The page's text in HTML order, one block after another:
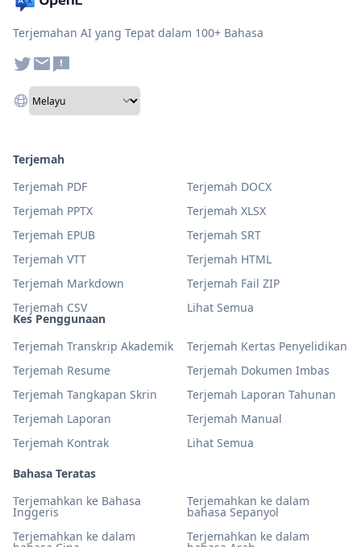
Terjemahan AI yang Tepat dalam 100+ Bahasa
Kes Penggunaan
Terjemah Transkrip Akademik
Terjemah Kertas Penyelidikan
Terjemah Resume
Terjemah Dokumen Imbas
Terjemah Tangkapan Skrin
Terjemah Laporan Tahunan
Terjemah Laporan
Terjemah Manual
Terjemah Kontrak
Lihat Semua
Bahasa Teratas
Terjemahkan ke Bahasa
Inggeris
Terjemahkan ke dalam
bahasa Sepanyol
Terjemahkan ke dalam
Terjemahkan ke dalam
Terjemah
Terjemah PDF
Terjemah DOCX
Terjemah PPTX
Terjemah XLSX
Terjemah EPUB
Terjemah SRT
Terjemah VTT
Terjemah HTML
Terjemah Markdown
Terjemah Fail ZIP
Terjemah CSV
Lihat Semua